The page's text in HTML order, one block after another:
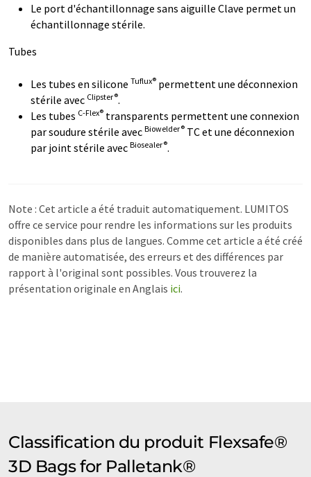
Le port d'échantillonnage sans aiguille Clave permet un
échantillonnage stérile.
Tubes
Les tubes en silicone Tuflux® permettent une déconnexion
stérile avec Clipster®.
Les tubes C-Flex® transparents permettent une connexion
par soudure stérile avec Biowelder® TC et une déconnexion
par joint stérile avec Biosealer®.
Note : Cet article a été traduit automatiquement. LUMITOS
offre ce service pour rendre les informations sur les produits
disponibles dans plus de langues. Comme cet article a été créé
de manière automatisée, des erreurs et des différences par
rapport à l'original sont possibles. Vous trouverez la
présentation originale en Anglais ici.
Classification du produit Flexsafe®
3D Bags for Palletank®